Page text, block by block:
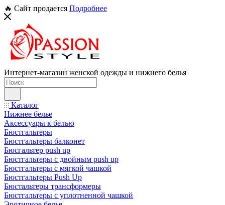
🔥 Сайт продается Подробнее
Интернет-магазин женской одежды и нижнего белья
Каталог
Нижнее белье
Аксессуары к белью
Бюстгальтеры
Бюстгальтеры балконет
Бюсгальтер push up
Бюстгальтеры с двойным push up
Бюстгальтеры с мягкой чашкой
Бюстгальтеры Push Up
Бюстальтеры трансформеры
Бюстгальтеры с уплотненной чашкой